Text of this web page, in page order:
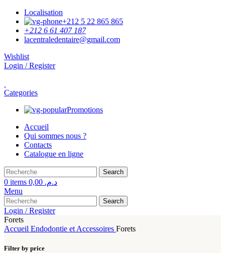
Localisation
+212 5 22 865 865
+212 6 61 407 187
lacentraledentaire@gmail.com
Wishlist
Login / Register
Categories
Promotions
Accueil
Qui sommes nous ?
Contacts
Catalogue en ligne
Search
0 items د.م.
Menu
Search
Login / Register
Forets
Accueil Endodontie et Accessoires Forets
Filter by price